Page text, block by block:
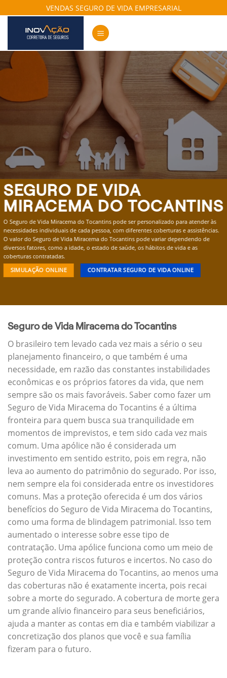
to
content
VENDAS SEGURO DE VIDA EMPRESARIAL
SEGURO DE VIDA
MIRACEMA DO TOCANTINS
O Seguro de Vida Miracema do Tocantins pode ser personalizado para atender às
necessidades individuais de cada pessoa, com diferentes coberturas e assistências.
O valor do Seguro de Vida Miracema do Tocantins pode variar dependendo de
diversos fatores, como a idade, o estado de saúde, os hábitos de vida e as
coberturas contratadas.
SIMULAÇÃO ONLINE CONTRATAR SEGURO DE VIDA ONLINE
Seguro de Vida Miracema do Tocantins
O brasileiro tem levado cada vez mais a sério o seu
planejamento financeiro, o que também é uma
necessidade, em razão das constantes instabilidades
econômicas e os próprios fatores da vida, que nem
sempre são os mais favoráveis. Saber como fazer um
Seguro de Vida Miracema do Tocantins é a última
fronteira para quem busca sua tranquilidade em
momentos de imprevistos, e tem sido cada vez mais
comum. Uma apólice não é considerada um
investimento em sentido estrito, pois em regra, não
leva ao aumento do patrimônio do segurado. Por isso,
nem sempre ela foi considerada entre os investidores
comuns. Mas a proteção oferecida é um dos vários
benefícios do Seguro de Vida Miracema do Tocantins,
como uma forma de blindagem patrimonial. Isso tem
aumentado o interesse sobre esse tipo de
contratação. Uma apólice funciona como um meio de
proteção contra riscos futuros e incertos. No caso do
Seguro de Vida Miracema do Tocantins, ao menos uma
das coberturas não é exatamente incerta, pois recai
sobre a morte do segurado. A cobertura de morte gera
um grande alívio financeiro para seus beneficiários,
ajuda a manter as contas em dia e também viabilizar a
concretização dos planos que você e sua família
fizeram para o futuro.